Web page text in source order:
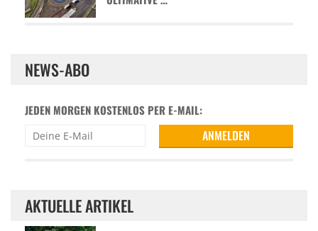
NEWS-ABO
JEDEN MORGEN KOSTENLOS PER E-MAIL:
AKTUELLE ARTIKEL